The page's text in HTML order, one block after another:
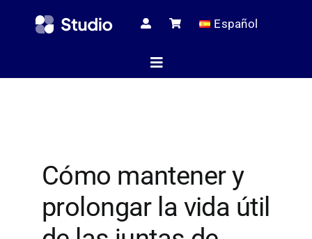
Español
Toggle
Artículos
Cómo mantener y
prolongar la vida útil